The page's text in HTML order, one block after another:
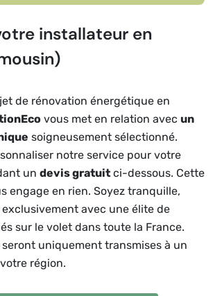
installateur en
de rénovation énergétique en
vous met en relation avec un
soigneusement sélectionné.
notre service pour votre
un devis gratuit ci-dessous. Cette
engage en rien. Soyez tranquille,
avec une élite de
sur le volet dans toute la France.
seront uniquement transmises à un
région.